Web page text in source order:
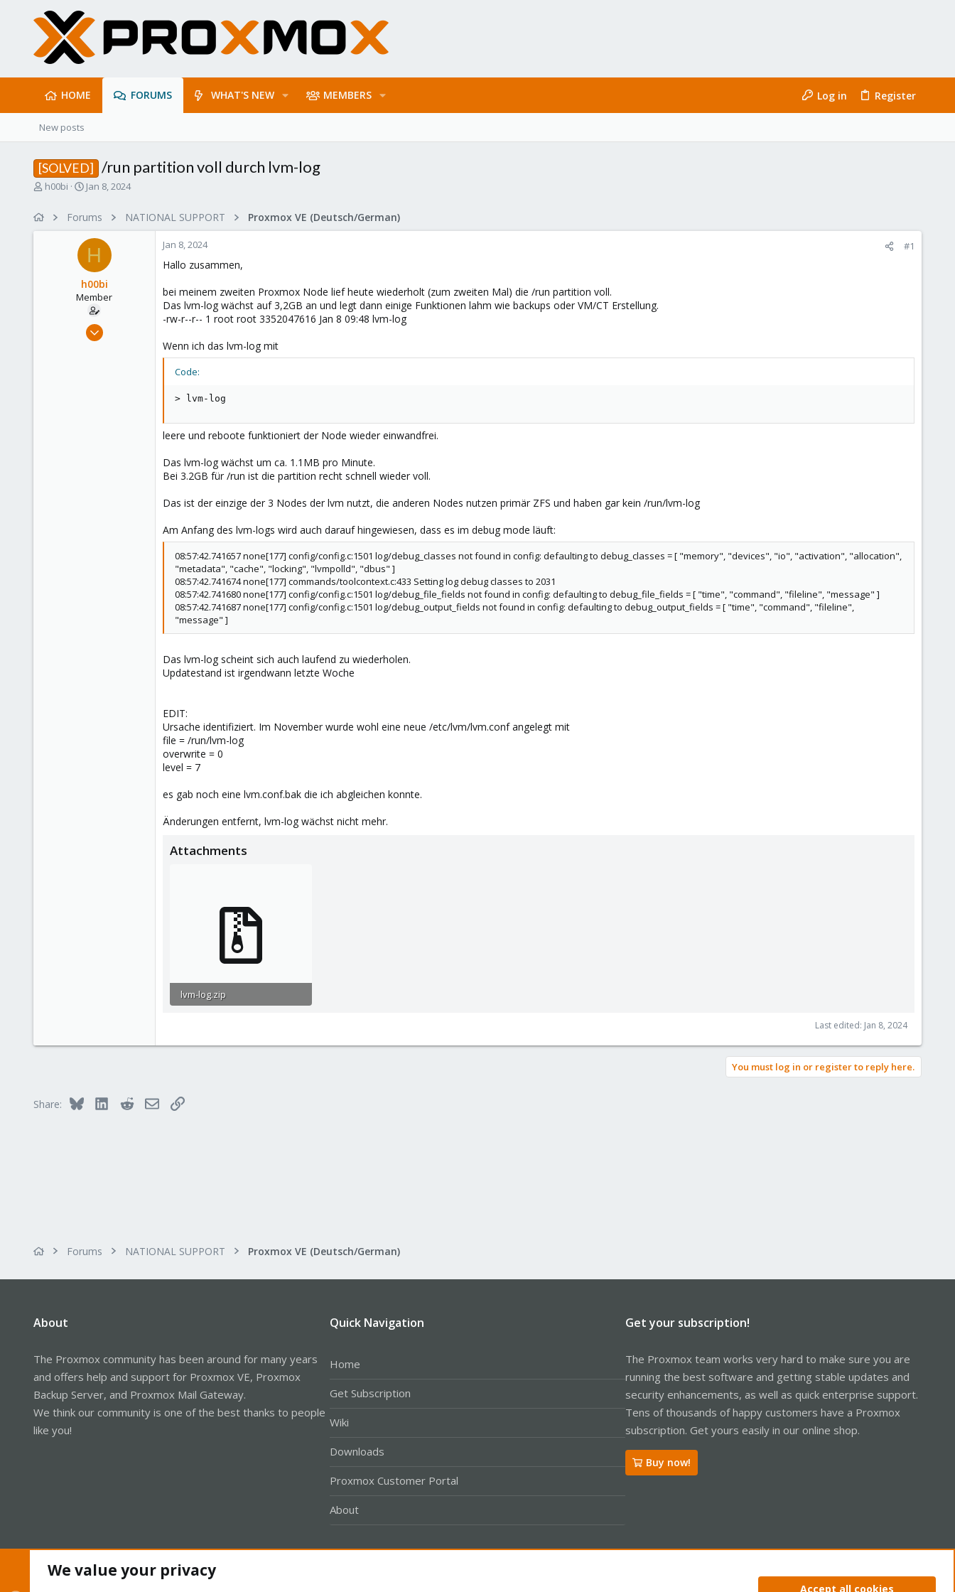
HOME FORUMS WHAT'S NEW MEMBERS Log in Register
New posts
[SOLVED] /run partition voll durch lvm-log
T
h00bi
S
r
t
d
a
t
e
Jan 8, 2024
Forums NATIONAL SUPPORT Proxmox VE (Deutsch/German)
H
h00bi
Member
Dec 16, 2022
Jan 8, 2024 #1
Hallo zusammen,
bei meinem zweiten Proxmox Node lief heute wiederholt (zum zweiten Mal) die /run partition voll.
Das lvm-log wächst auf 3,2GB an und legt dann einige Funktionen lahm wie backups oder VM/CT Erstellung.
-rw-r--r-- 1 root root 3352047616 Jan 8 09:48 lvm-log
Wenn ich das lvm-log mit
Code:
> lvm-log
leere und reboote funktioniert der Node wieder einwandfrei.
Das lvm-log wächst um ca. 1.1MB pro Minute.
Bei 3.2GB für /run ist die partition recht schnell wieder voll.
Das ist der einzige der 3 Nodes der lvm nutzt, die anderen Nodes nutzen primär ZFS und haben gar kein /run/lvm-log
Am Anfang des lvm-logs wird auch darauf hingewiesen, dass es im debug mode läuft:
08:57:42.741657 none[177] config/config.c:1501 log/debug_classes not found in config: defaulting to debug_classes = [ "memory", "devices", "io", "activation", "allocation",
"metadata", "cache", "locking", "lvmpolld", "dbus" ]
08:57:42.741674 none[177] commands/toolcontext.c:433 Setting log debug classes to 2031
08:57:42.741680 none[177] config/config.c:1501 log/debug_file_fields not found in config: defaulting to debug_file_fields = [ "time", "command", "fileline", "message" ]
08:57:42.741687 none[177] config/config.c:1501 log/debug_output_fields not found in config: defaulting to debug_output_fields = [ "time", "command", "fileline",
"message" ]
Das lvm-log scheint sich auch laufend zu wiederholen.
Updatestand ist irgendwann letzte Woche
EDIT:
Ursache identifiziert. Im November wurde wohl eine neue /etc/lvm/lvm.conf angelegt mit
file = /run/lvm-log
overwrite = 0
level = 7
es gab noch eine lvm.conf.bak die ich abgleichen konnte.
Änderungen entfernt, lvm-log wächst nicht mehr.
Attachments
lvm-log.zip
Last edited: Jan 8, 2024
You must log in or register to reply here.
Share: Bluesky LinkedInRedditEmailLink
Forums NATIONAL SUPPORT Proxmox VE (Deutsch/German)
About
The Proxmox community has been around for many years
and offers help and support for Proxmox VE, Proxmox
Backup Server, and Proxmox Mail Gateway.
We think our community is one of the best thanks to people
like you!
Quick Navigation
Home
Get Subscription
Wiki
Downloads
Proxmox Customer Portal
About
Get your subscription!
The Proxmox team works very hard to make sure you are
running the best software and getting stable updates and
security enhancements, as well as quick enterprise support.
Tens of thousands of happy customers have a Proxmox
subscription. Get yours easily in our online shop.
Buy now!
Privacy policy Help Home
We value your privacy
Accept all cookies